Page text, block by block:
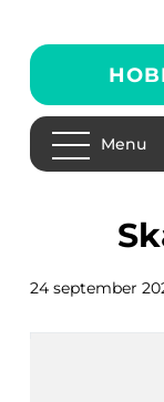
Menu
24 september